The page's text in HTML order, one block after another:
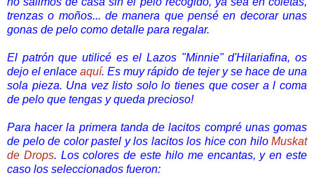
trenzas o moños... de manera que pensé en decorar unas
gonas de pelo como detalle para regalar.
El patrón que utilicé es el Lazos "Minnie" d'Hilariafina, os
dejo el enlaceaquí. Es muy rápido de tejer y se hace de una
sola pieza. Una vez listo solo lo tienes que coser a l coma
de pelo que tengas y queda precioso!
Para hacer la primera tanda de lacitos compré unas gomas
de pelo de color pastel y los lacitos los hice con hilo Muskat
de Drops. Los colores de este hilo me encantas, y en este
caso los seleccionados fueron: